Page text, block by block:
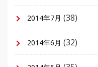
2014年7月 (38)
2014年6月 (32)